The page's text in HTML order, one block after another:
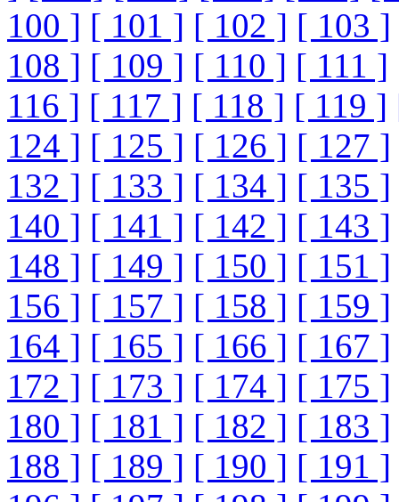
100 ] [ 101 ] [ 102 ] [ 103 ]
108 ] [ 109 ] [ 110 ] [ 111 ]
116 ] [ 117 ] [ 118 ] [ 119 ]
124 ] [ 125 ] [ 126 ] [ 127 ]
132 ] [ 133 ] [ 134 ] [ 135 ]
140 ] [ 141 ] [ 142 ] [ 143 ]
148 ] [ 149 ] [ 150 ] [ 151 ]
156 ] [ 157 ] [ 158 ] [ 159 ]
164 ] [ 165 ] [ 166 ] [ 167 ]
172 ] [ 173 ] [ 174 ] [ 175 ]
180 ] [ 181 ] [ 182 ] [ 183 ]
188 ] [ 189 ] [ 190 ] [ 191 ]